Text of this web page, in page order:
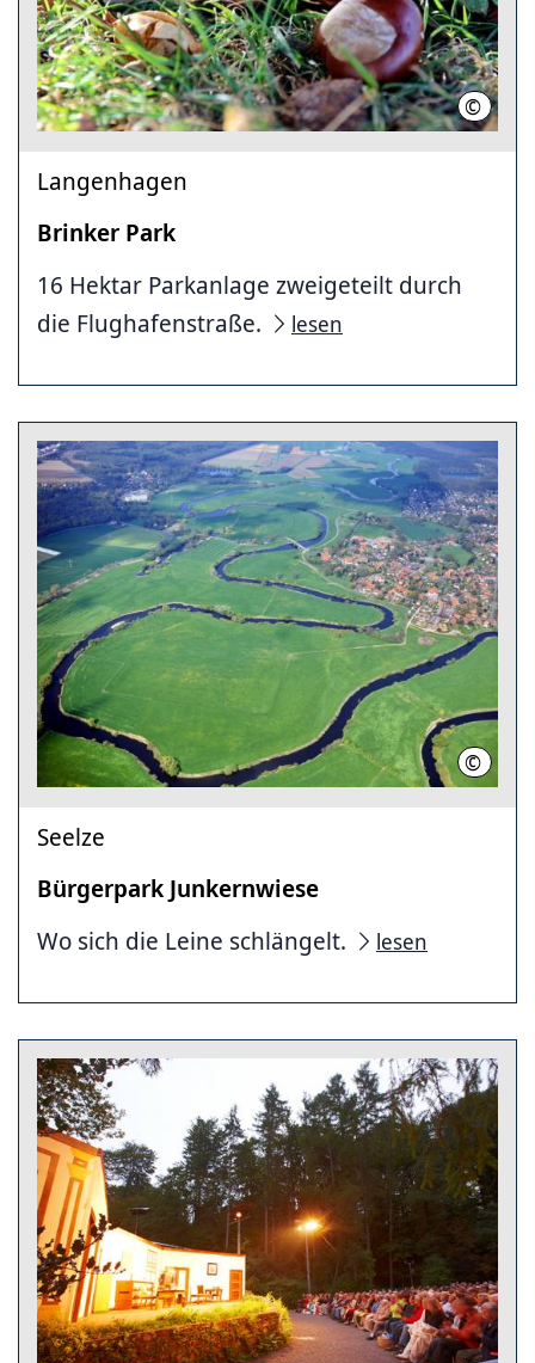
©
Langenhagen
Brinker Park
16 Hektar Parkanlage zweigeteilt durch
die Flughafenstraße.
lesen
©
Seelze
Bürgerpark Junkernwiese
Wo sich die Leine schlängelt.
lesen